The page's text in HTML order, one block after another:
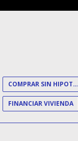
COMPRAR SIN HIPOTECA
FINANCIAR VIVIENDA